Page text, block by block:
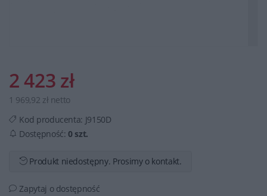
2 423 zł
1 969,92 zł netto
Kod producenta: J9150D
Dostępność:0 szt.
Produkt niedostępny. Prosimy o kontakt.
Zapytaj o dostępność